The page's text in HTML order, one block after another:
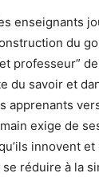
enseignants
du
professeur”
du savoir et
apprenants
exige de
innovent
réduire à la